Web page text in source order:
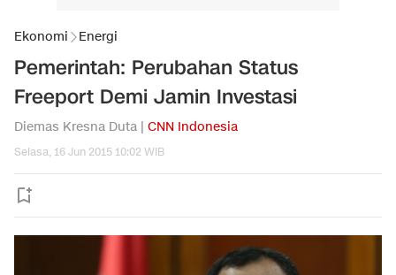
Ekonomi Energi
Pemerintah: Perubahan Status
Freeport Demi Jamin Investasi
Diemas Kresna Duta | CNN Indonesia
Selasa, 16 Jun 2015 10:02 WIB